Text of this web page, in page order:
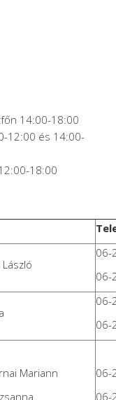
14:00-18:00
12:00 és 14:00-
18:00
06-
06-
06-
06-
Mariann
06-
06-